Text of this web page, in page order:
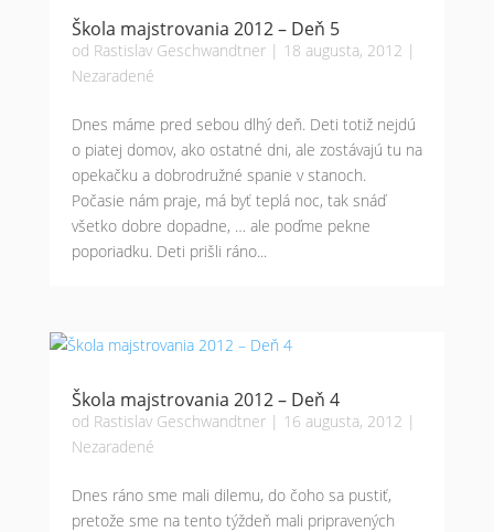
Škola majstrovania 2012 – Deň 5
od Rastislav Geschwandtner| 18 augusta, 2012 |
Nezaradené
Dnes máme pred sebou dlhý deň. Deti totiž nejdú
o piatej domov, ako ostatné dni, ale zostávajú tu na
opekačku a dobrodružné spanie v stanoch.
Počasie nám praje, má byť teplá noc, tak snáď
všetko dobre dopadne, … ale poďme pekne
poporiadku. Deti prišli ráno...
Škola majstrovania 2012 – Deň 4
od Rastislav Geschwandtner| 16 augusta, 2012 |
Nezaradené
Dnes ráno sme mali dilemu, do čoho sa pustiť,
pretože sme na tento týždeň mali pripravených